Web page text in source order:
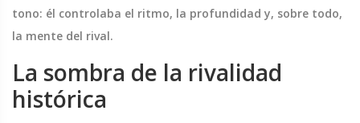
tono: él controlaba el ritmo, la profundidad y, sobre todo,
la mente del rival.
La sombra de la rivalidad
histórica